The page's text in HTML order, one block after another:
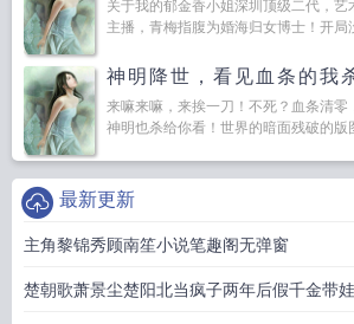
关于我的郁金香小姐深圳顶级二代，
主播，青梅指腹为婚海归女博士！开局
神明降世，看见血条的我
来嘛来嘛，来挨一刀！不死？血条清零
神明也杀给你看！世界的暗面残破的版
最新更新
主角黎锦秀顾南笙小说笔趣阁无弹窗
楚朝歌萧景尘楚阳北当疯子两年后假千金带